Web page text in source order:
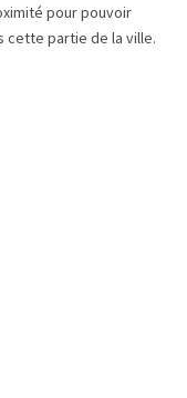
pour pouvoir
cette partie de la ville.